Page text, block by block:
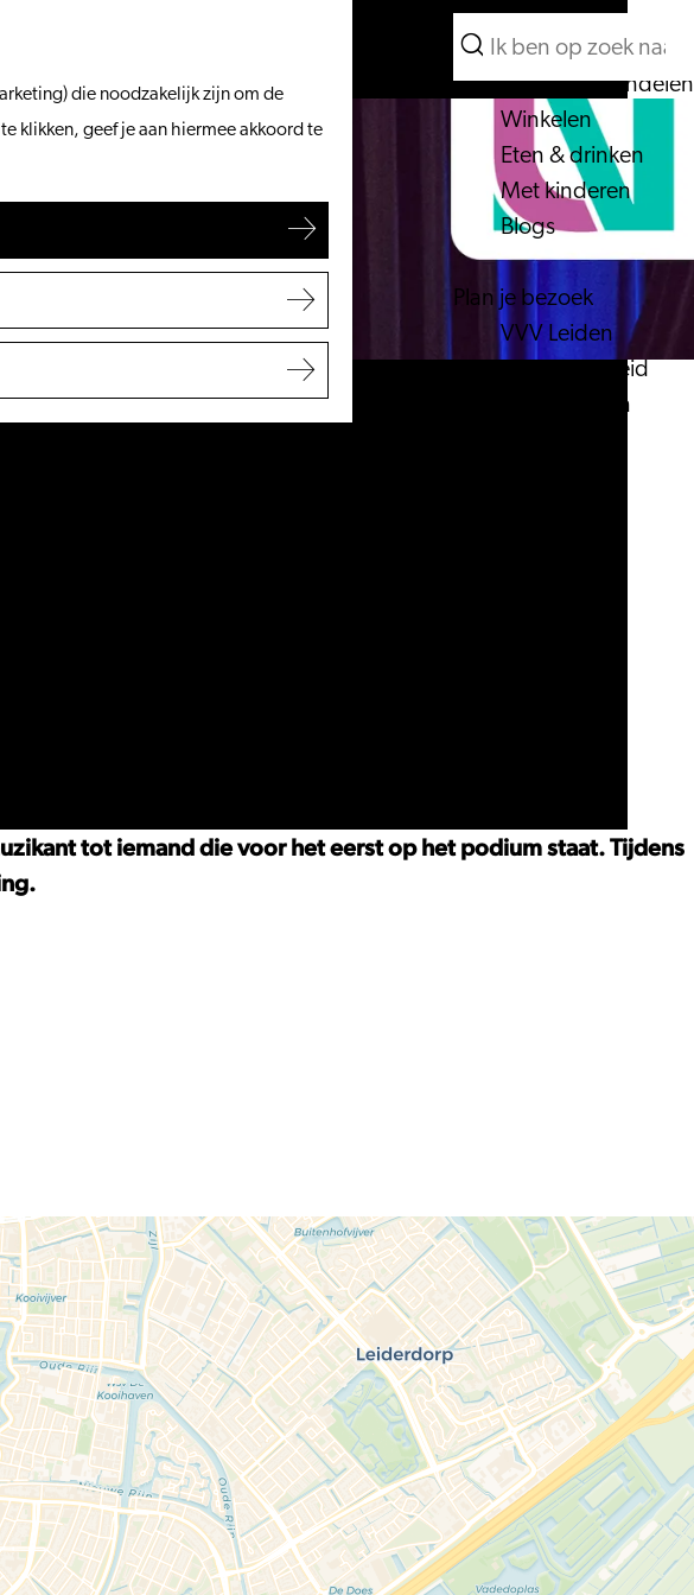
die noodzakelijk zijn om de
klikken, geef je aan hiermee akkoord te
Menu
Zoeken
Wat te doen
Vanaf het water
Fietsen & wandelen
Winkelen
Eten & drinken
Met kinderen
Blogs
Plan je bezoek
VVV Leiden
Bereikbaarheid
Overnachten
Zoeken
tot iemand die voor het eerst op het podium staat. Tijdens